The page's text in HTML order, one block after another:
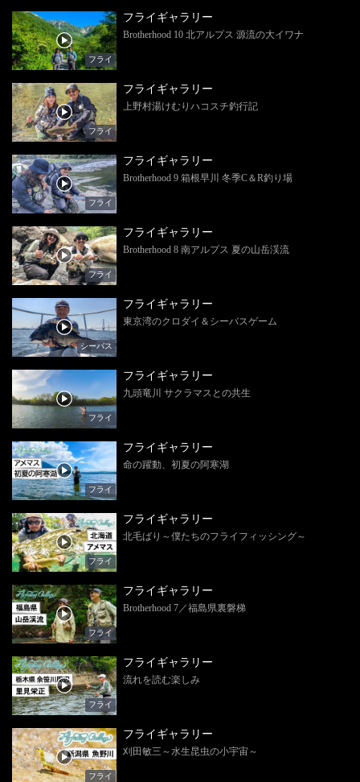
フライ
フライギャラリー
Brotherhood 10 北アルプス 源流の大イワナ
フライ
フライギャラリー
上野村湯けむりハコスチ釣行記
フライ
フライギャラリー
Brotherhood 9 箱根早川 冬季C＆R釣り場
フライ
フライギャラリー
Brotherhood 8 南アルプス 夏の山岳渓流
シーバス
フライギャラリー
東京湾のクロダイ＆シーバスゲーム
フライ
フライギャラリー
九頭竜川 サクラマスとの共生
フライ
フライギャラリー
命の躍動、初夏の阿寒湖
フライ
フライギャラリー
北毛ばり～僕たちのフライフィッシング～
フライ
フライギャラリー
Brotherhood 7／福島県裏磐梯
フライ
フライギャラリー
流れを読む楽しみ
フライ
フライギャラリー
刈田敏三～水生昆虫の小宇宙～